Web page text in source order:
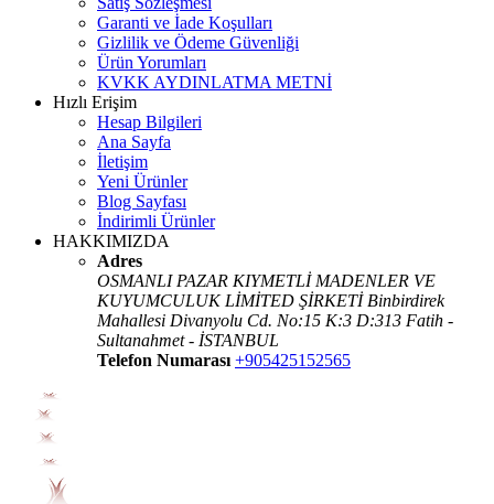
Garanti ve İade Koşulları
Gizlilik ve Ödeme Güvenliği
Ürün Yorumları
KVKK AYDINLATMA METNİ
Hızlı Erişim
Hesap Bilgileri
Ana Sayfa
İletişim
Yeni Ürünler
Blog Sayfası
İndirimli Ürünler
HAKKIMIZDA
Adres
OSMANLI PAZAR KIYMETLİ MADENLER VE
KUYUMCULUK LİMİTED ŞİRKETİ Binbirdirek
Mahallesi Divanyolu Cd. No:15 K:3 D:313 Fatih -
Sultanahmet - İSTANBUL
Telefon Numarası +905425152565